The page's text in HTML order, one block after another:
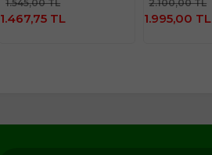
1.545,00 TL
1.467,75 TL
2.100,00 TL
1.995,00 TL